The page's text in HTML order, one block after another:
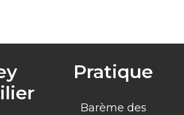
Pratique
Barème des